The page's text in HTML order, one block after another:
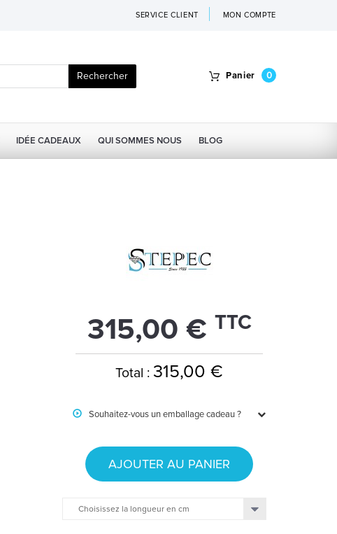
SERVICE CLIENT MON COMPTE
Rechercher Panier 0
IDÉE CADEAUX QUI SOMMES NOUS BLOG
315,00 € TTC
Total : 315,00 €
Souhaitez-vous un emballage cadeau ?
AJOUTER AU PANIER
Choisissez la longueur en cm